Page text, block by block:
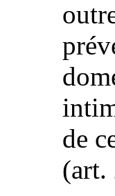
de
(art.